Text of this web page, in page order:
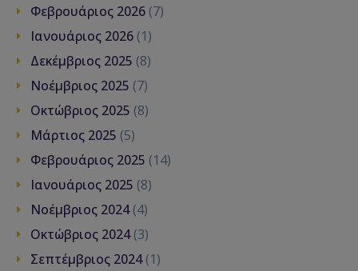
Φεβρουάριος 2026 (7)
Ιανουάριος 2026 (1)
Δεκέμβριος 2025 (8)
Νοέμβριος 2025 (7)
Οκτώβριος 2025 (8)
Μάρτιος 2025 (5)
Φεβρουάριος 2025 (14)
Ιανουάριος 2025 (8)
Νοέμβριος 2024(4)
Οκτώβριος 2024(3)
Σεπτέμβριος 2024(1)